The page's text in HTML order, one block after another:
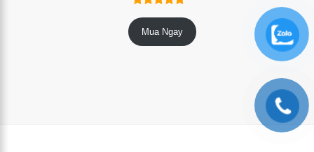
4.89trên
5 dựa trên
9
Mua Ngay